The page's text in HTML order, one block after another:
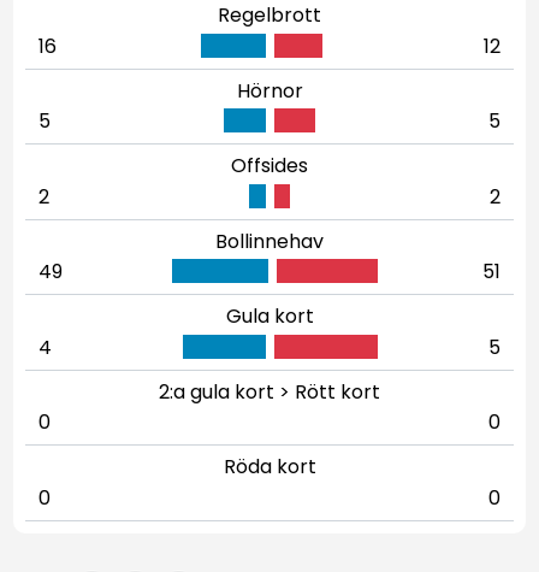
Regelbrott
16
12
Hörnor
5
5
Offsides
2
2
Bollinnehav
49
51
Gula kort
4
5
2:a gula kort > Rött kort
0
0
Röda kort
0
0